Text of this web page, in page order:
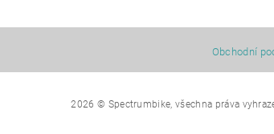
Obchodní
2026 © Spectrumbike, všechna práva